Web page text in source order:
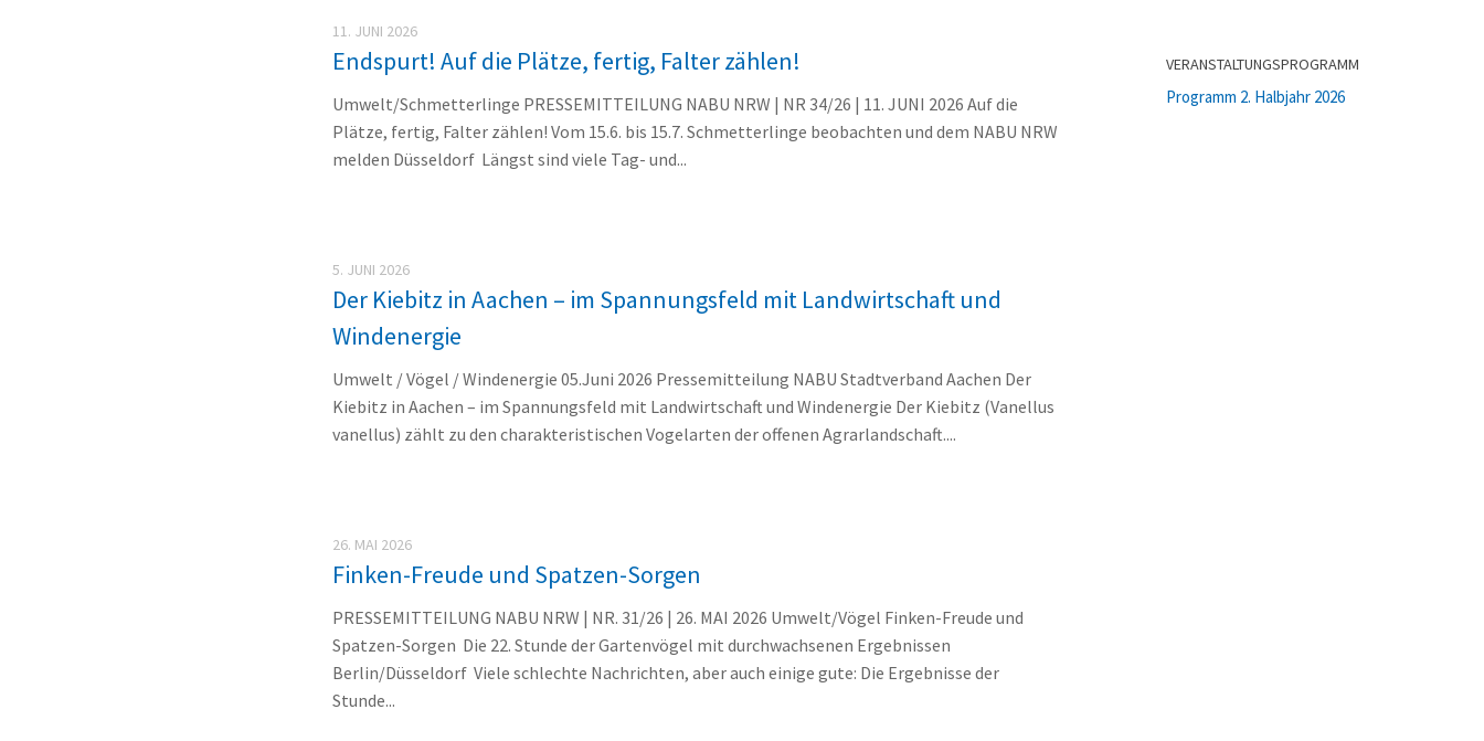
11. JUNI 2026
Endspurt! Auf die Plätze, fertig, Falter zählen!
Umwelt/Schmetterlinge PRESSEMITTEILUNG NABU NRW | NR 34/26 | 11. JUNI 2026 Auf die
Plätze, fertig, Falter zählen! Vom 15.6. bis 15.7. Schmetterlinge beobachten und dem NABU NRW
melden Düsseldorf Längst sind viele Tag- und...
5. JUNI 2026
Der Kiebitz in Aachen – im Spannungsfeld mit Landwirtschaft und
Windenergie
Umwelt / Vögel / Windenergie 05.Juni 2026 Pressemitteilung NABU Stadtverband Aachen Der
Kiebitz in Aachen – im Spannungsfeld mit Landwirtschaft und Windenergie Der Kiebitz (Vanellus
vanellus) zählt zu den charakteristischen Vogelarten der offenen Agrarlandschaft....
26. MAI 2026
Finken-Freude und Spatzen-Sorgen
PRESSEMITTEILUNG NABU NRW | NR. 31/26 | 26. MAI 2026 Umwelt/Vögel Finken-Freude und
Spatzen-Sorgen Die 22. Stunde der Gartenvögel mit durchwachsenen Ergebnissen
Berlin/Düsseldorf Viele schlechte Nachrichten, aber auch einige gute: Die Ergebnisse der
Stunde...
VERANSTALTUNGSPROGRAMM
Programm 2. Halbjahr 2026